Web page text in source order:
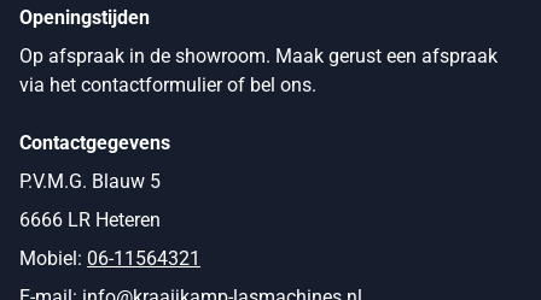
Openingstijden
Op afspraak in de showroom. Maak gerust een afspraak
via het contactformulier of bel ons.
Contactgegevens
P.V.M.G. Blauw 5
6666 LR Heteren
Mobiel: 06-11564321